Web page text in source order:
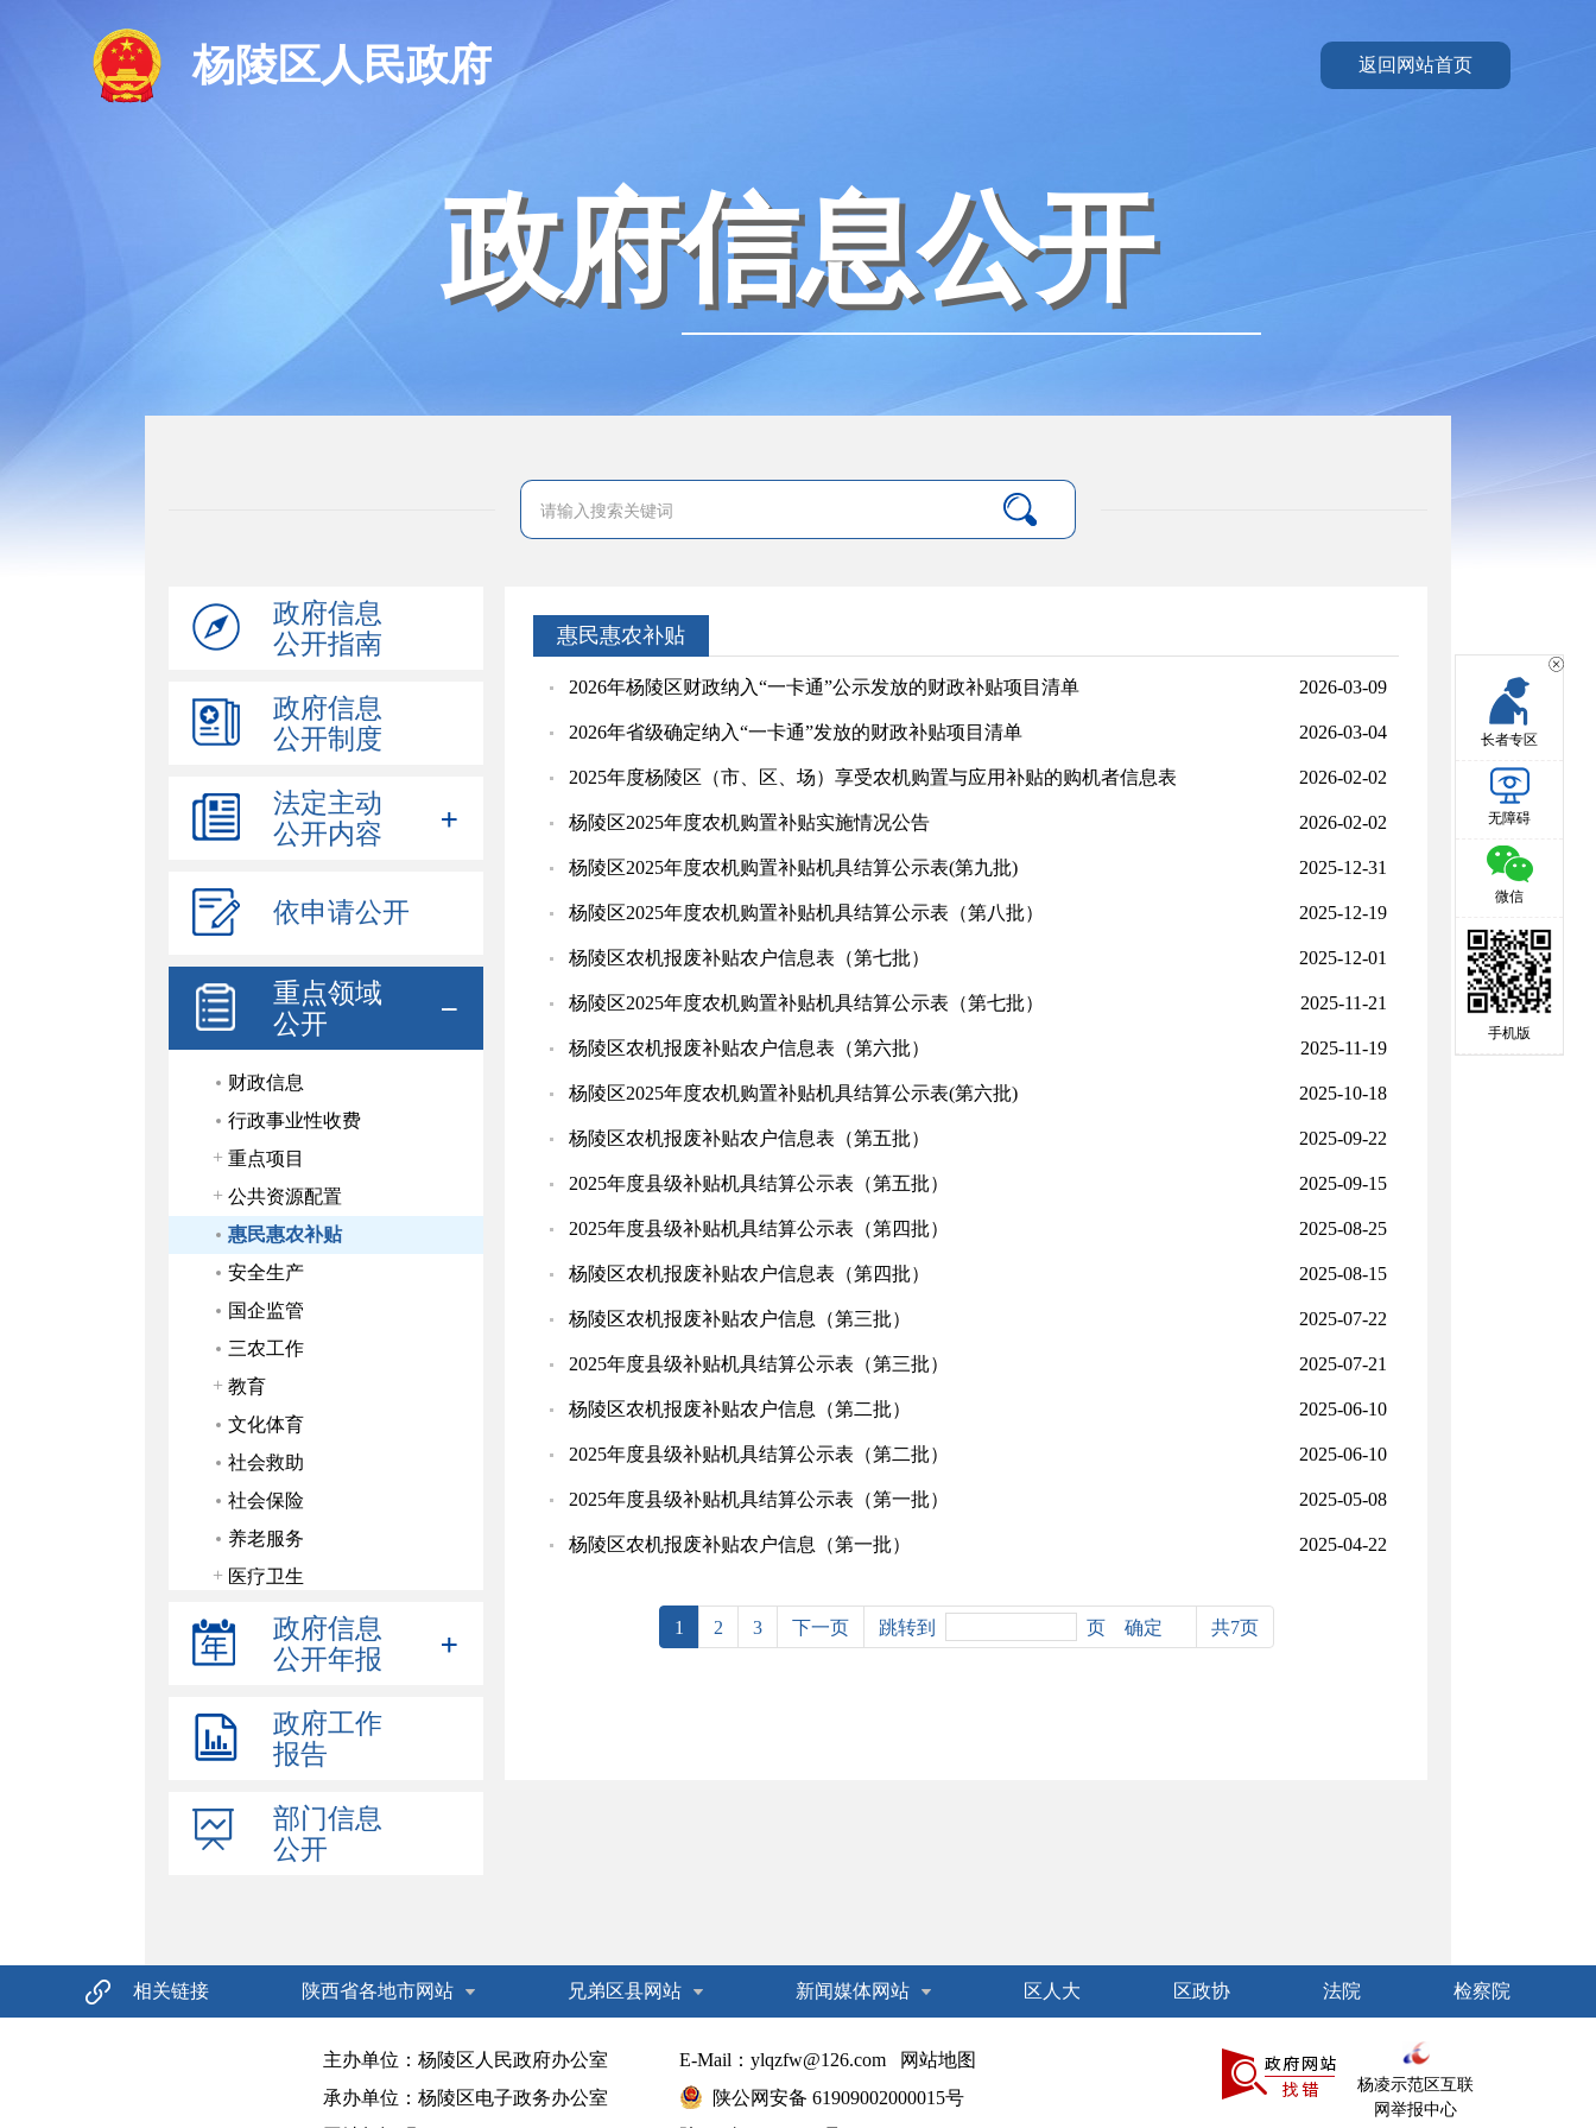
杨陵区人民政府 返回网站首页
政府信息公开
政府信息
公开指南
政府信息
公开制度
法定主动
公开内容
依申请公开
重点领域
公开
财政信息
行政事业性收费
重点项目
公共资源配置
惠民惠农补贴
安全生产
国企监管
三农工作
教育
文化体育
社会救助
社会保险
养老服务
医疗卫生
环境保护
应急管理
执法信息
食药监管
产品质量
基层政务公开事项标准目录
政府信息
公开年报
政府工作
报告
部门信息
公开
惠民惠农补贴
2026-03-09
2026年杨陵区财政纳入“一卡通”公示发放的财政补贴项目清单
2026-03-04
2026年省级确定纳入“一卡通”发放的财政补贴项目清单
2026-02-02
2025年度杨陵区（市、区、场）享受农机购置与应用补贴的购机者信息表
2026-02-02
杨陵区2025年度农机购置补贴实施情况公告
2025-12-31
杨陵区2025年度农机购置补贴机具结算公示表(第九批)
2025-12-19
杨陵区2025年度农机购置补贴机具结算公示表（第八批）
2025-12-01
杨陵区农机报废补贴农户信息表（第七批）
2025-11-21
杨陵区2025年度农机购置补贴机具结算公示表（第七批）
2025-11-19
杨陵区农机报废补贴农户信息表（第六批）
2025-10-18
杨陵区2025年度农机购置补贴机具结算公示表(第六批)
2025-09-22
杨陵区农机报废补贴农户信息表（第五批）
2025-09-15
2025年度县级补贴机具结算公示表（第五批）
2025-08-25
2025年度县级补贴机具结算公示表（第四批）
2025-08-15
杨陵区农机报废补贴农户信息表（第四批）
2025-07-22
杨陵区农机报废补贴农户信息（第三批）
2025-07-21
2025年度县级补贴机具结算公示表（第三批）
2025-06-10
杨陵区农机报废补贴农户信息（第二批）
2025-06-10
2025年度县级补贴机具结算公示表（第二批）
2025-05-08
2025年度县级补贴机具结算公示表（第一批）
2025-04-22
杨陵区农机报废补贴农户信息（第一批）
1 2 3 下一页 跳转到 页 共7页
相关链接 陕西省各地市网站 兄弟区县网站 新闻媒体网站 区人大 区政协 法院 检察院
主办单位：杨陵区人民政府办公室
承办单位：杨陵区电子政务办公室
E-Mail：ylqzfw@126.com
网站地图
陕公网安备 61909002000015号
杨凌示范区互联
网举报中心
长者专区
无障碍
微信
手机版